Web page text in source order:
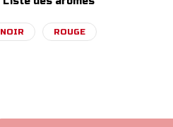
NOIR ROUGE